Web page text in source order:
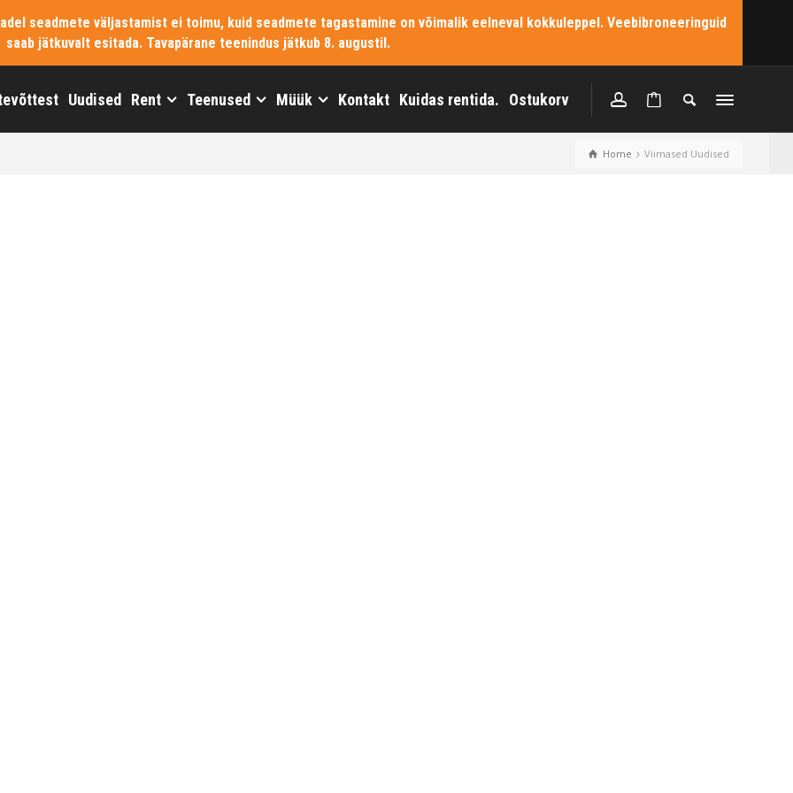
seadmete väljastamist ei toimu, kuid seadmete tagastamine on võimalik eelneval kokkuleppel. Veebibroneeringuid
saab jätkuvalt esitada. Tavapärane teenindus jätkub 8. augustil.
Uudised Rent Teenused Müük Kontakt Kuidas rentida. Ostukorv
Home Viimased Uudised